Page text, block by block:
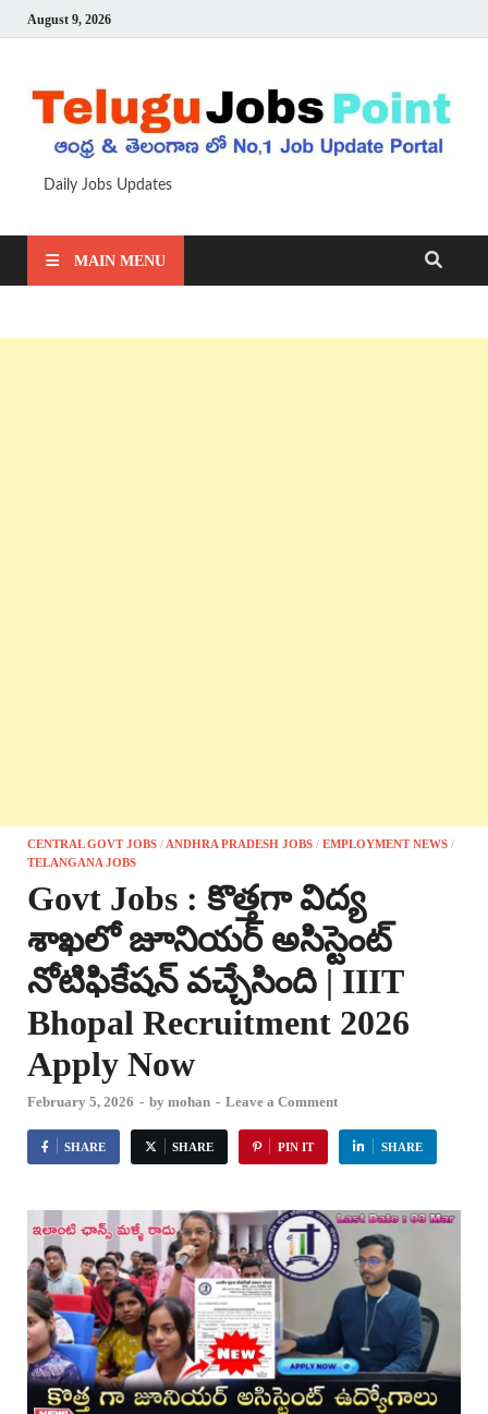
August 9, 2026
Daily Jobs Updates
MAIN MENU
CENTRAL GOVT JOBS / ANDHRA PRADESH JOBS / EMPLOYMENT NEWS /
TELANGANA JOBS
Govt Jobs : కొత్తగా విద్య
శాఖలో జూనియర్ అసిస్టెంట్
నోటిఫికేషన్ వచ్చేసింది | IIIT
Bhopal Recruitment 2026
Apply Now
February 5, 2026 - by mohan - Leave a Comment
SHARE SHARE PIN IT SHARE